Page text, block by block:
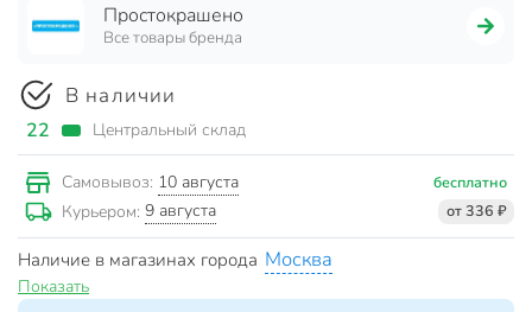
Простокрашено
Все товары бренда
В наличии
22 Центральный склад
Самовывоз: 10 августа бесплатно
Курьером: 9 августа от 336 ₽
Наличие в магазинах города Москва
Показать